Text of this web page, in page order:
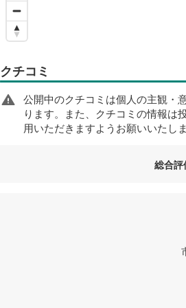
クチコミ
公開中のクチコミは個人の主観・
ります。また、クチコミの情報は
用いただきますようお願いいたし
総合評